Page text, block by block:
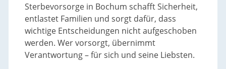
Sterbevorsorge in Bochum schafft Sicherheit,
entlastet Familien und sorgt dafür, dass
wichtige Entscheidungen nicht aufgeschoben
werden. Wer vorsorgt, übernimmt
Verantwortung – für sich und seine Liebsten.